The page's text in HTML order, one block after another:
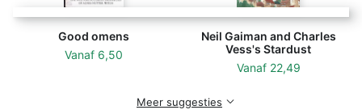
Good omens
Vanaf 6,50
Neil Gaiman and Charles
Vess's Stardust
Vanaf 22,49
Meer suggesties